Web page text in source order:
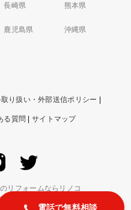
電話で無料相談
長崎県 熊本県
鹿児島県 沖縄県
り扱い・外部送信ポリシー
る質問 サイトマップ
リフォームならリノコ
RESERVED.